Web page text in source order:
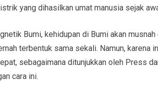
yang dihasilkan umat manusia sejak
Bumi, kehidupan di Bumi akan
terbentuk sama sekali. Namun, karena
sebagaimana ditunjukkan oleh Press
cara ini.